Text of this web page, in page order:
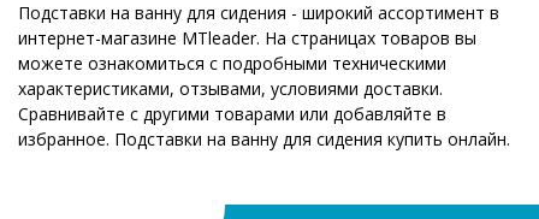
Подставки на ванну для сидения - широкий ассортимент в
интернет-магазине MTleader. На страницах товаров вы
можете ознакомиться с подробными техническими
характеристиками, отзывами, условиями доставки.
Сравнивайте с другими товарами или добавляйте в
избранное. Подставки на ванну для сидения купить онлайн.